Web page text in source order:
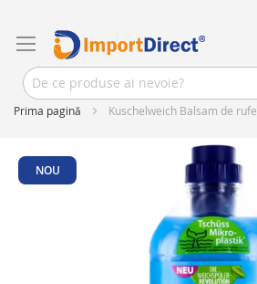
Prima pagină Kuschelweich Balsam de
the
NOU